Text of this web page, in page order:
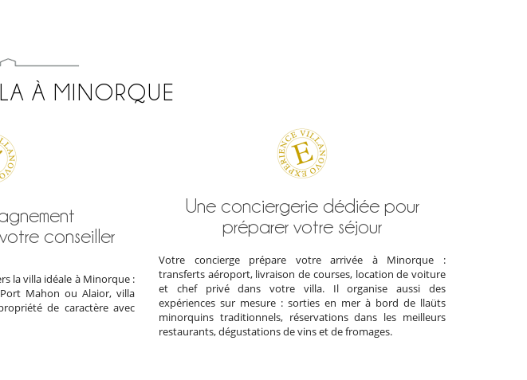
À MINORQUE
conseiller
la villa idéale à Minorque :
Mahon ou Alaior, villa
de caractère avec
Une conciergerie dédiée pour
préparer votre séjour
Votre concierge prépare votre arrivée à Minorque :
transferts aéroport, livraison de courses, location de voiture
et chef privé dans votre villa. Il organise aussi des
expériences sur mesure : sorties en mer à bord de llaüts
minorquins traditionnels, réservations dans les meilleurs
restaurants, dégustations de vins et de fromages.